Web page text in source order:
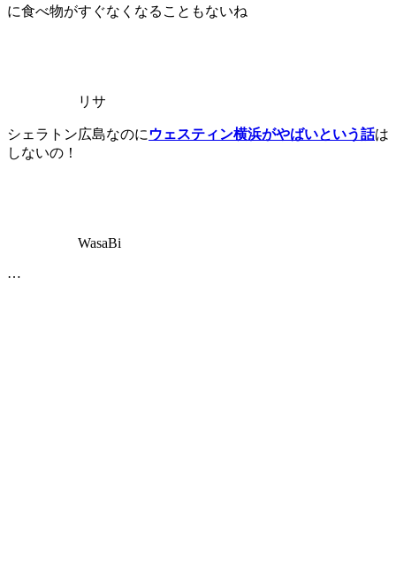
に食べ物がすぐなくなることもないね
リサ
シェラトン広島なのに ウェスティン横浜がやばいという話は
しないの！
WasaBi
…